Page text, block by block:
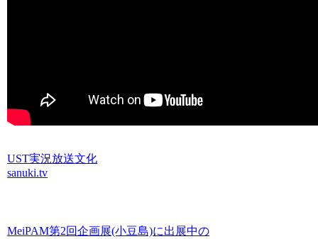
UST実況放送文化
sanuki.tv
MeiPAM第2回企画展(小豆島)に出展中の